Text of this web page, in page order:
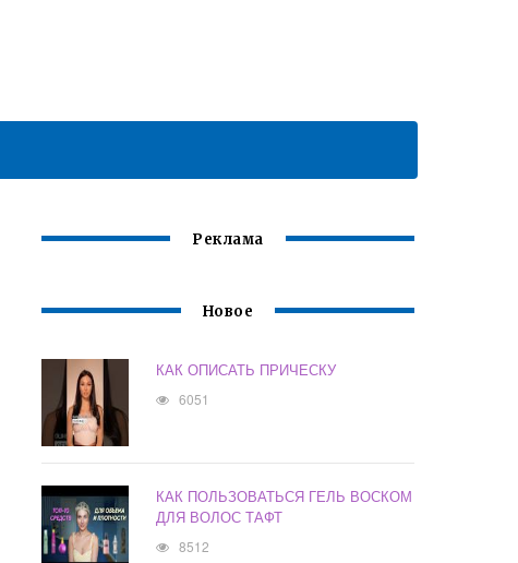
Реклама
Новое
КАК ОПИСАТЬ ПРИЧЕСКУ
6051
КАК ПОЛЬЗОВАТЬСЯ ГЕЛЬ ВОСКОМ
ДЛЯ ВОЛОС ТАФТ
8512